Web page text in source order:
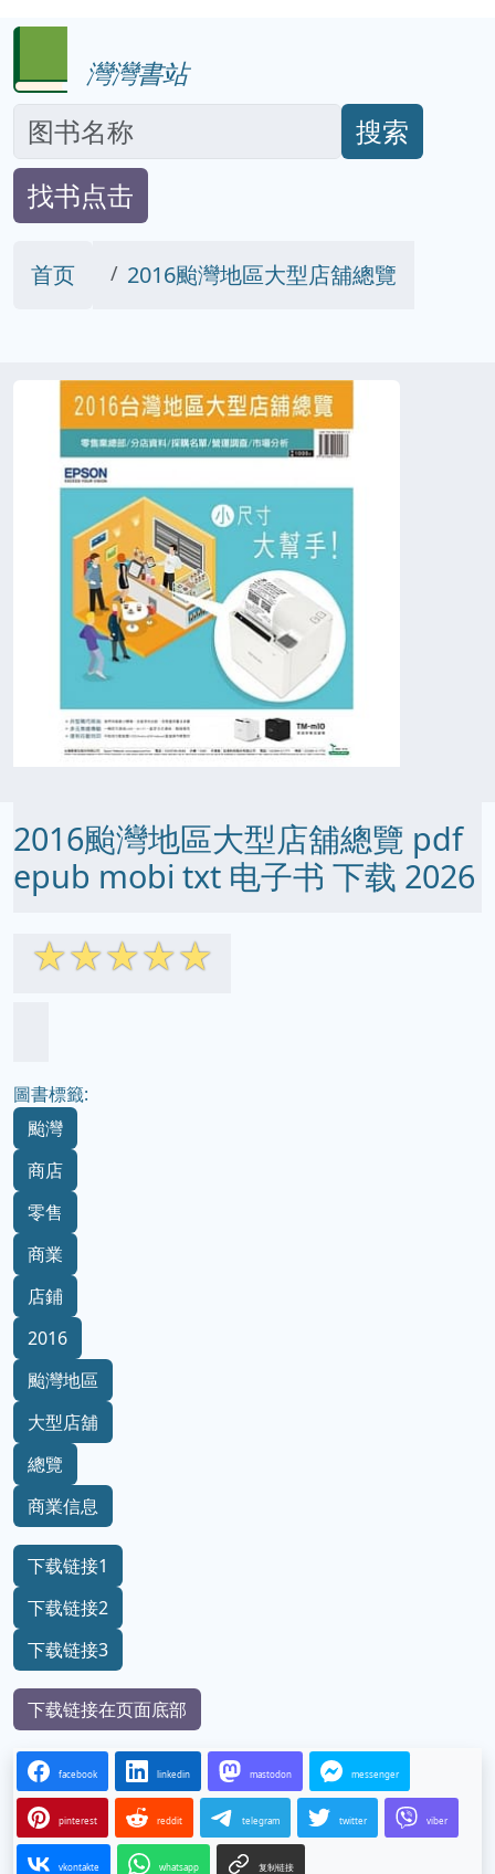
灣灣書站
搜索
找书点击
首页 2016颱灣地區大型店舖總覽
2016颱灣地區大型店舖總覽 pdf
epub mobi txt 电子书 下载 2026
☆☆☆☆☆
圖書標籤:
颱灣
商店
零售
商業
店鋪
2016
颱灣地區
大型店舖
總覽
商業信息
下载链接1
下载链接2
下载链接3
下载链接在页面底部
facebook linkedin mastodon messenger
pinterest reddit telegram twitter viber
vkontakte whatsapp 复制链接